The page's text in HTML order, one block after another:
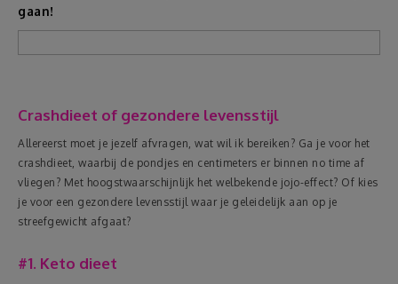
Elektronica
Mode & Verzorging
Korting
gaan!
Crashdieet of gezondere levensstijl
Allereerst moet je jezelf afvragen, wat wil ik bereiken? Ga je voor het
crashdieet, waarbij de pondjes en centimeters er binnen no time af
vliegen? Met hoogstwaarschijnlijk het welbekende jojo-effect? Of kies
je voor een gezondere levensstijl waar je geleidelijk aan op je
streefgewicht afgaat?
#1. Keto dieet